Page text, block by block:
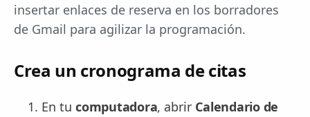
insertar enlaces de reserva en los borradores
de Gmail para agilizar la programación.
Crea un cronograma de citas
En tu computadora, abrir Calendario de